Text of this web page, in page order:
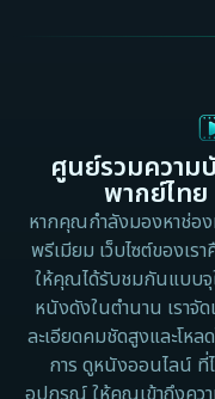
ศูนย์รวมความ
พากย์ไท
หากคุณกำลังมองหาช่อ
พรีเมียม เว็บไซต์ของเ
ให้คุณได้รับชมกันแบบจุ
หนังดังในตำนาน เราจั
ละเอียดคมชัดสูงและโห
การ ดูหนังออนไลน์ ที่